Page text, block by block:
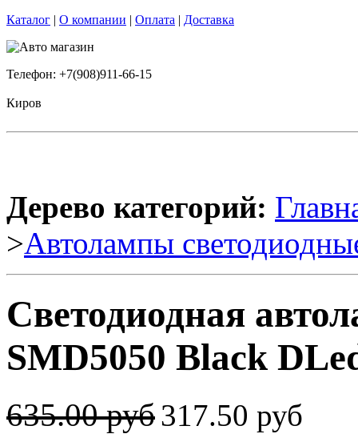
Каталог | О компании | Оплата | Доставка
Телефон: +7(908)911-66-15
Киров
Дерево категорий:
>Автолампы
Светодиодная
SMD5050 Black
635.00 руб317.50 руб